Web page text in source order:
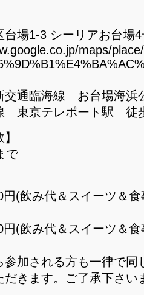
台場1-3 シーリアお台場
maps/
交通臨海線 お台場海
東京テレポート駅 徒
で
円(飲み代＆スイーツ＆
円(飲み代＆スイーツ＆
加される方も一律で同
だきます。ご了承下さい